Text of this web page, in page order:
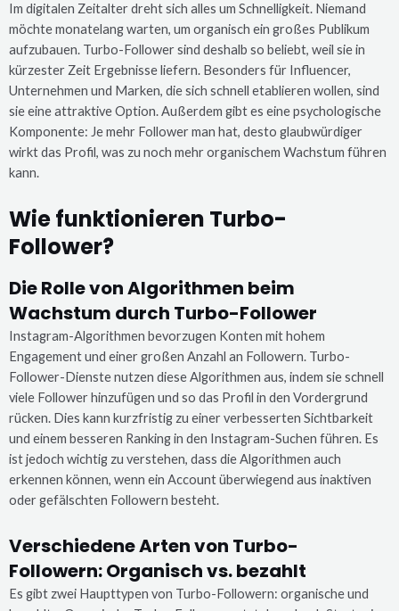
Im digitalen Zeitalter dreht sich alles um Schnelligkeit. Niemand
möchte monatelang warten, um organisch ein großes Publikum
aufzubauen. Turbo-Follower sind deshalb so beliebt, weil sie in
kürzester Zeit Ergebnisse liefern. Besonders für Influencer,
Unternehmen und Marken, die sich schnell etablieren wollen, sind
sie eine attraktive Option. Außerdem gibt es eine psychologische
Komponente: Je mehr Follower man hat, desto glaubwürdiger
wirkt das Profil, was zu noch mehr organischem Wachstum führen
kann.
Wie funktionieren Turbo-
Follower?
Die Rolle von Algorithmen beim
Wachstum durch Turbo-Follower
Instagram-Algorithmen bevorzugen Konten mit hohem
Engagement und einer großen Anzahl an Followern. Turbo-
Follower-Dienste nutzen diese Algorithmen aus, indem sie schnell
viele Follower hinzufügen und so das Profil in den Vordergrund
rücken. Dies kann kurzfristig zu einer verbesserten Sichtbarkeit
und einem besseren Ranking in den Instagram-Suchen führen. Es
ist jedoch wichtig zu verstehen, dass die Algorithmen auch
erkennen können, wenn ein Account überwiegend aus inaktiven
oder gefälschten Followern besteht.
Verschiedene Arten von Turbo-
Followern: Organisch vs. bezahlt
Es gibt zwei Haupttypen von Turbo-Followern: organische und